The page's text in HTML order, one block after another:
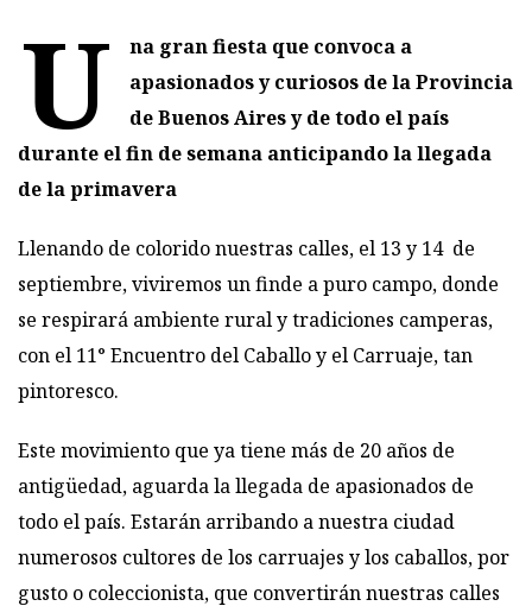
U
na gran fiesta que convoca a
apasionados y curiosos de la Provincia
de Buenos Aires y de todo el país
durante el fin de semana anticipando la llegada
de la primavera
Llenando de colorido nuestras calles, el 13 y 14 de
septiembre, viviremos un finde a puro campo, donde
se respirará ambiente rural y tradiciones camperas,
con el 11° Encuentro del Caballo y el Carruaje, tan
pintoresco.
Este movimiento que ya tiene más de 20 años de
antigüedad, aguarda la llegada de apasionados de
todo el país. Estarán arribando a nuestra ciudad
numerosos cultores de los carruajes y los caballos, por
gusto o coleccionista, que convertirán nuestras calles